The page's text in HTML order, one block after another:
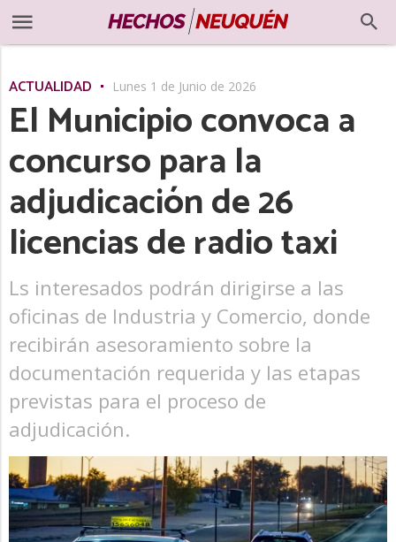
ACTUALIDAD Lunes 1 de Junio de 2026
El Municipio convoca a
concurso para la
adjudicación de 26
licencias de radio taxi
Ls interesados podrán dirigirse a las
oficinas de Industria y Comercio, donde
recibirán asesoramiento sobre la
documentación requerida y las etapas
previstas para el proceso de
adjudicación.